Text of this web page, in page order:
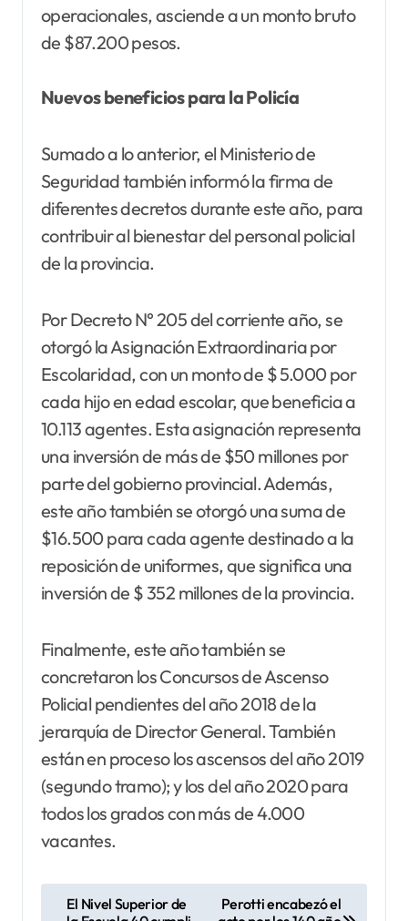
operacionales, asciende a un monto bruto
de $87.200 pesos.
Nuevos beneficios para la Policía
Sumado a lo anterior, el Ministerio de
Seguridad también informó la firma de
diferentes decretos durante este año, para
contribuir al bienestar del personal policial
de la provincia.
Por Decreto N° 205 del corriente año, se
otorgó la Asignación Extraordinaria por
Escolaridad, con un monto de $ 5.000 por
cada hijo en edad escolar, que beneficia a
10.113 agentes. Esta asignación representa
una inversión de más de $50 millones por
parte del gobierno provincial. Además,
este año también se otorgó una suma de
$16.500 para cada agente destinado a la
reposición de uniformes, que significa una
inversión de $ 352 millones de la provincia.
Finalmente, este año también se
concretaron los Concursos de Ascenso
Policial pendientes del año 2018 de la
jerarquía de Director General. También
están en proceso los ascensos del año 2019
(segundo tramo); y los del año 2020 para
todos los grados con más de 4.000
vacantes.
El Nivel Superior de
Perotti encabezó el